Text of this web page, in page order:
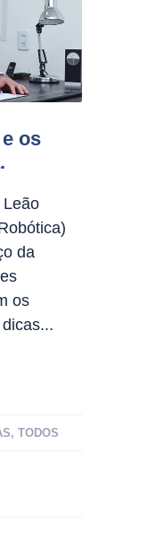
os
Leão
da
os
, TODOS